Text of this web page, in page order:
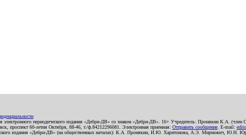
электронного периодического издания «Дебри-ДВ» со знаком «Дебри-ДВ». 16+ Учредитель: Пронякин К.А.
проспект 60-летия Октября, 88-46, т./ф.84212296081. Электронная приемная: Отправить сообщение . E-mail:
издания «Дебри-ДВ» (на общественных началах): К.А. Пронякин, И.Ю. Харитонова, А.Э.